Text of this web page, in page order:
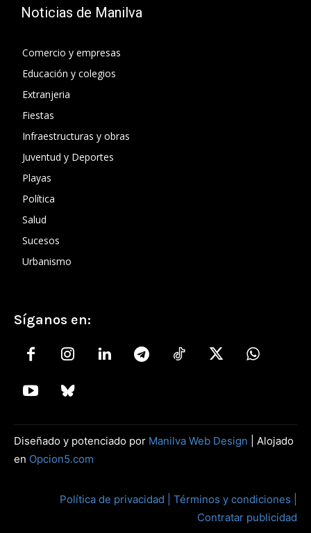
Noticias de Manilva
Comercio y empresas
Educación y colegios
Extranjeria
Fiestas
Infraestructuras y obras
Juventud y Deportes
Playas
Política
Salud
Sucesos
Urbanismo
Síganos en:
Diseñado y potenciado por Manilva Web Design | Alojado
en Opcion5.com
Política de privacidad | Términos y condiciones |
Contratar publicidad